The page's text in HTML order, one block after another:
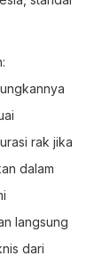
rak jika
dalam
langsung
dari